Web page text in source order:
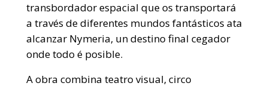
transbordador espacial que os transportará
a través de diferentes mundos fantásticos ata
alcanzar Nymeria, un destino final cegador
onde todo é posible.
A obra combina teatro visual, circo